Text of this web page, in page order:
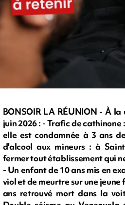
BONSOIR LA RÉUNION - À
juin 2026 : - Trafic de cathinone
elle est condamnée à 3 ans
d'alcool aux mineurs : à
fermer tout établissement qui
- Un enfant de 10 ans mis en
viol et de meurtre sur une jeune
ans retrouvé mort dans la